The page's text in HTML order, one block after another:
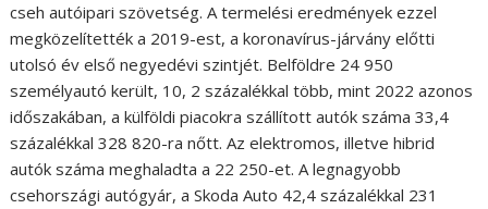
cseh autóipari szövetség. A termelési eredmények ezzel
megközelítették a 2019-est, a koronavírus-járvány előtti
utolsó év első negyedévi szintjét. Belföldre 24 950
személyautó került, 10, 2 százalékkal több, mint 2022 azonos
időszakában, a külföldi piacokra szállított autók száma 33,4
százalékkal 328 820-ra nőtt. Az elektromos, illetve hibrid
autók száma meghaladta a 22 250-et. A legnagyobb
csehországi autógyár, a Skoda Auto 42,4 százalékkal 231